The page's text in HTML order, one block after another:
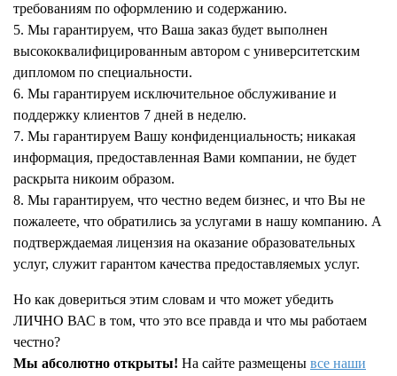
требованиям по оформлению и содержанию.
5. Мы гарантируем, что Ваша заказ будет выполнен
высококвалифицированным автором с университетским
дипломом по специальности.
6. Мы гарантируем исключительное обслуживание и
поддержку клиентов 7 дней в неделю.
7. Мы гарантируем Вашу конфиденциальность; никакая
информация, предоставленная Вами компании, не будет
раскрыта никоим образом.
8. Мы гарантируем, что честно ведем бизнес, и что Вы не
пожалеете, что обратились за услугами в нашу компанию. А
подтверждаемая лицензия на оказание образовательных
услуг, служит гарантом качества предоставляемых услуг.
Но как довериться этим словам и что может убедить
ЛИЧНО ВАС в том, что это все правда и что мы работаем
честно?
Мы абсолютно открыты! На сайте размещены все наши